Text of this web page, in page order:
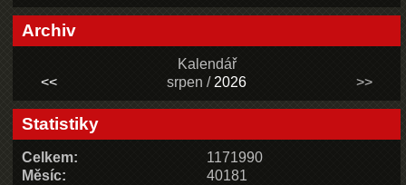
Archiv
Kalendář
<<
srpen / 2026 >>
Statistiky
Celkem:
1171990
Měsíc:
40181